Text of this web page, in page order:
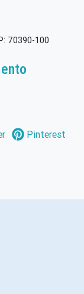
70390-100
Pinterest